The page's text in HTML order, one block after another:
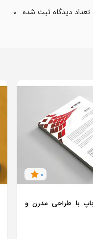
تعداد دیدگاه ثبت شده 0
0
با طراحی مدرن و